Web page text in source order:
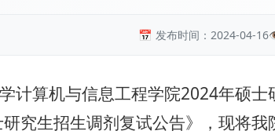
发布时间：2024-04-16
计算机与信息工程学院2024年硕
究生招生调剂复试公告》，现将